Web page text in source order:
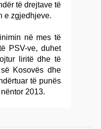
të drejtave të
e zgjedhjeve.
në mes të
PSV-ve, duhet
liritë dhe të
Kosovës dhe
të punës
2013.